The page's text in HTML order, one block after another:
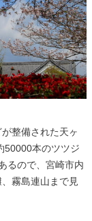
整備された天ヶ
50000本のツツジ
るので、宮崎市内
霧島連山まで見